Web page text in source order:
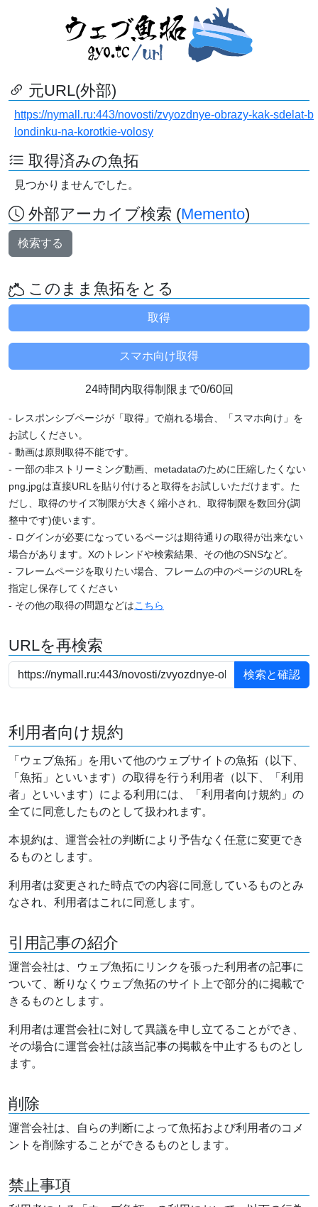
元URL(外部)
https://nymall.ru:443/novosti/zvyozdnye-obrazy-kak-sdelat-b
londinku-na-korotkie-volosy
取得済みの魚拓
見つかりませんでした。
外部アーカイブ検索 (Memento)
検索する
このまま魚拓をとる
24時間内取得制限まで0/60回
- レスポンシブページが「取得」で崩れる場合、「スマホ向け」を
お試しください。
- 動画は原則取得不能です。
- 一部の非ストリーミング動画、metadataのために圧縮したくない
png,jpgは直接URLを貼り付けると取得をお試しいただけます。た
だし、取得のサイズ制限が大きく縮小され、取得制限を数回分(調
整中です)使います。
- ログインが必要になっているページは期待通りの取得が出来ない
場合があります。Xのトレンドや検索結果、その他のSNSなど。
- フレームページを取りたい場合、フレームの中のページのURLを
指定し保存してください
- その他の取得の問題などはこちら
URLを再検索
利用者向け規約
「ウェブ魚拓」を用いて他のウェブサイトの魚拓（以下、
「魚拓」といいます）の取得を行う利用者（以下、「利用
者」といいます）による利用には、「利用者向け規約」の
全てに同意したものとして扱われます。
本規約は、運営会社の判断により予告なく任意に変更でき
るものとします。
利用者は変更された時点での内容に同意しているものとみ
なされ、利用者はこれに同意します。
引用記事の紹介
運営会社は、ウェブ魚拓にリンクを張った利用者の記事に
ついて、断りなくウェブ魚拓のサイト上で部分的に掲載で
きるものとします。
利用者は運営会社に対して異議を申し立てることができ、
その場合に運営会社は該当記事の掲載を中止するものとし
ます。
削除
運営会社は、自らの判断によって魚拓および利用者のコメ
ントを削除することができるものとします。
禁止事項